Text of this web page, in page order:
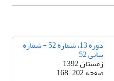
دوره 13، شماره 52 - شماره
پیاپی 52
زمستان 1392
صفحه168-202